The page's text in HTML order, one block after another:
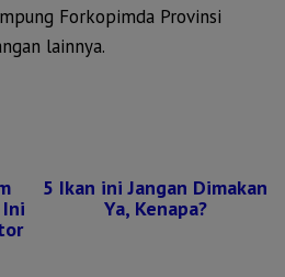
Forkopimda Provinsi
lainnya.
Ini
5 Ikan ini Jangan Dimakan
Ya, Kenapa?